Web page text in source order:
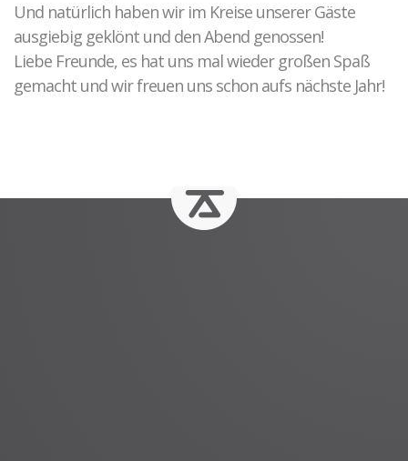
Und natürlich haben wir im Kreise unserer Gäste
ausgiebig geklönt und den Abend genossen!
Liebe Freunde, es hat uns mal wieder großen Spaß
gemacht und wir freuen uns schon aufs nächste Jahr!